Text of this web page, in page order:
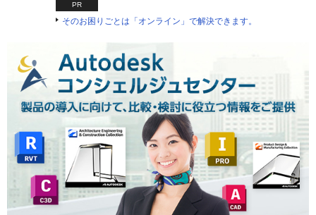
PR
そのお困りごとは「オンライン」で解決できます。